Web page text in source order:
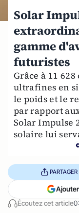
Solar
gamme
futuristes
Grâce à 11
ultrafines en
le poids et le
par rapport
Solar Impulse
solaire lui
Écoutez cet article
PARTAGER